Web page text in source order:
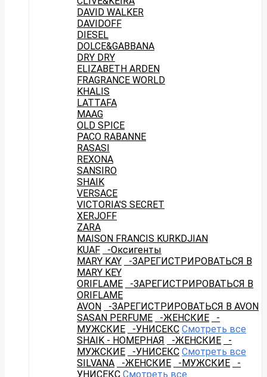
DAVID WALKER
DAVIDOFF
DIESEL
DOLCE&GABBANA
DRY DRY
ELIZABETH ARDEN
FRAGRANCE WORLD
KHALIS
LATTAFA
MAAG
OLD SPICE
PACO RABANNE
RASASI
REXONA
SANSIRO
SHAIK
VERSACE
VICTORIA'S SECRET
XERJOFF
ZARA
MAISON FRANCIS KURKDJIAN
KUAF
-Оксигенты
MARY KAY
-ЗАРЕГИСТРИРОВАТЬСЯ В
MARY KEY
ORIFLAME
-ЗАРЕГИСТРИРОВАТЬСЯ В
ORIFLAME
AVON
-ЗАРЕГИСТРИРОВАТЬСЯ В AVON
SASAN PERFUME
-ЖЕНСКИЕ
-
МУЖСКИЕ
-УНИСЕКС Смотреть все
SHAIK - НОМЕРНАЯ
-ЖЕНСКИЕ
-
МУЖСКИЕ
-УНИСЕКС Смотреть все
SILVANA
-ЖЕНСКИЕ -МУЖСКИЕ
-
УНИСЕКС Смотреть все